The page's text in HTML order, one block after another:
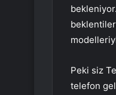
Peki siz
telefon